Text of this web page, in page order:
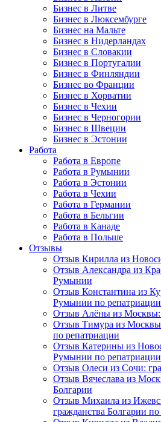
Бизнес в Литве
Бизнес в Люксембурге
Бизнес на Мальте
Бизнес в Нидерландах
Бизнес в Словакии
Бизнес в Португалии
Бизнес в Финляндии
Бизнес во Франции
Бизнес в Хорватии
Бизнес в Чехии
Бизнес в Черногории
Бизнес в Швеции
Бизнес в Эстонии
Работа
Работа в Европе
Работа в Румынии
Работа в Эстонии
Работа в Чехии
Работа в Германии
Работа в Бельгии
Работа в Канаде
Работа в Польше
Отзывы
Отзыв Кирилла из
Отзыв Александра из
Румынии
Отзыв Константина из
Румынии по репатриации
Отзыв Алёны из Москвы:
Отзыв Тимура из
по репатриации
Отзыв Катерины из
Румынии по репатриации
Отзыв Олеси из Сочи:
Отзыв Вячеслава из
Болгарии
Отзыв Михаила из
гражданства Болгарии